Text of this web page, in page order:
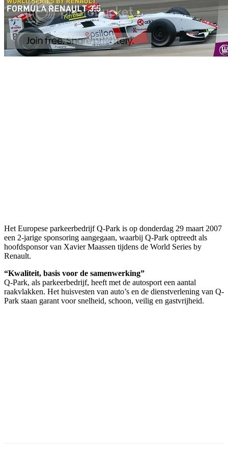
Het Europese parkeerbedrijf Q-Park is op donderdag 29 maart 2007
een 2-jarige sponsoring aangegaan, waarbij Q-Park optreedt als
hoofdsponsor van Xavier Maassen tijdens de World Series by
Renault.
“Kwaliteit, basis voor de samenwerking”
Q-Park, als parkeerbedrijf, heeft met de autosport een aantal
raakvlakken. Het huisvesten van auto’s en de dienstverlening van Q-
Park staan garant voor snelheid, schoon, veilig en gastvrijheid.